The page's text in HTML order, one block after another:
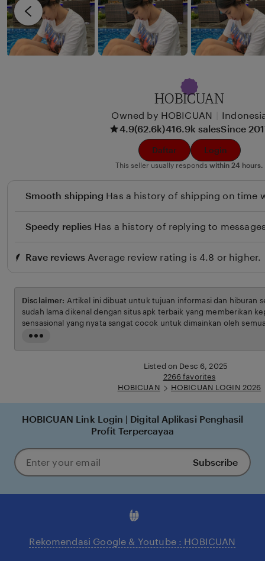
i
x
u
i
e
HOBICUAN
Owned by HOBICUAN
4.9(62.6k)416.9k salesSince
Daftar Login
This seller usually responds within 24 hours.
Smooth shipping Has a history of shipping on time
Speedy replies Has a history of replying to
Rave reviews Average review rating is 4.8 or higher.
Read
the
Disclaimer: Artikel ini dibuat untuk tujuan informasi dan hiburan
sudah lama dikenal dengan situs apk terbaik yang memberikan
sensasional yang nyata sangat cocok untuk dimainkan oleh
syarat dan ketentuan yang berlaku.
Listed on Desc 6, 2025
2266 favorites
HOBICUAN
HOBICUAN LOGIN 2026
HOBICUAN Link Login | Digital Aplikasi Penghasil
Profit Terpercayaa
Enter
your
Subscribe
Rekomendasi Google & Youtube : HOBICUAN